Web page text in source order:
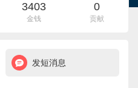
3403
金钱
0
贡献
发短消息